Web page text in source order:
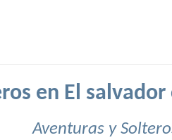
en El
Aventuras y